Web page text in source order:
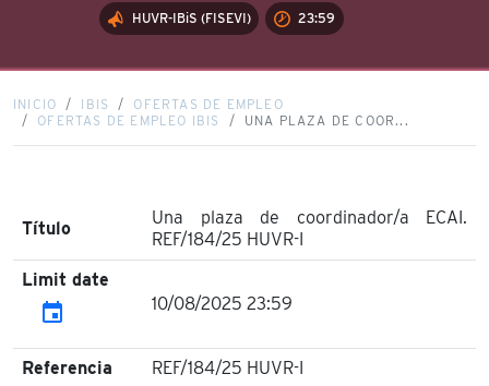
HUVR-IBiS (FISEVI) 23:59
INICIO IBIS
OFERTAS DE EMPLEO
OFERTAS DE EMPLEO IBIS
UNA PLAZA DE COOR...
Título
Una plaza de coordinador/a ECAI.
REF/184/25 HUVR-I
Limit date
event 10/08/2025 23:59
Referencia
REF/184/25 HUVR-I